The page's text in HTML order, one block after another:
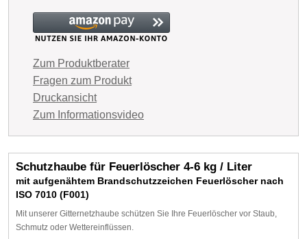
Zum Produktberater
Fragen zum Produkt
Druckansicht
Zum Informationsvideo
Schutzhaube für Feuerlöscher 4-6 kg / Liter
mit aufgenähtem Brandschutzzeichen Feuerlöscher nach
ISO 7010 (F001)
Mit unserer Gitternetzhaube schützen Sie Ihre Feuerlöscher vor Staub,
Schmutz oder Wettereinflüssen.